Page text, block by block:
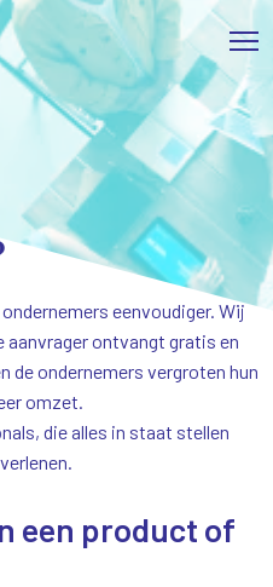
eenvoudiger. Wij
ontvangt gratis en
de ondernemers vergroten hun
omzet.
die alles in staat stellen
een product of